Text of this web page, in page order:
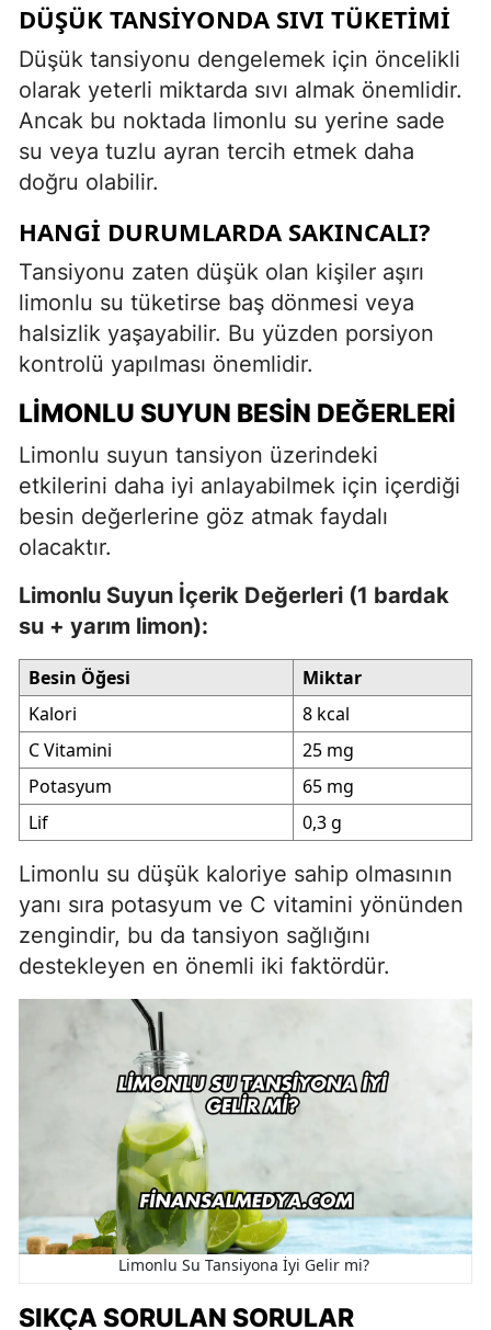
DÜŞÜK TANSIYONDA SIVI TÜKETIMI
Düşük tansiyonu dengelemek için öncelikli
olarak yeterli miktarda sıvı almak önemlidir.
Ancak bu noktada limonlu su yerine sade
su veya tuzlu ayran tercih etmek daha
doğru olabilir.
HANGI DURUMLARDA SAKINCALI?
Tansiyonu zaten düşük olan kişiler aşırı
limonlu su tüketirse baş dönmesi veya
halsizlik yaşayabilir. Bu yüzden porsiyon
kontrolü yapılması önemlidir.
LIMONLU SUYUN BESIN DEĞERLERI
Limonlu suyun tansiyon üzerindeki
etkilerini daha iyi anlayabilmek için içerdiği
besin değerlerine göz atmak faydalı
olacaktır.
Limonlu Suyun İçerik Değerleri (1 bardak
su + yarım limon):
Besin Öğesi
Miktar
Kalori
8 kcal
C Vitamini
25 mg
Potasyum
65 mg
Lif
0,3 g
Limonlu su düşük kaloriye sahip olmasının
yanı sıra potasyum ve C vitamini yönünden
zengindir, bu da tansiyon sağlığını
destekleyen en önemli iki faktördür.
Limonlu Su Tansiyona İyi Gelir mi?
SIKÇA SORULAN SORULAR